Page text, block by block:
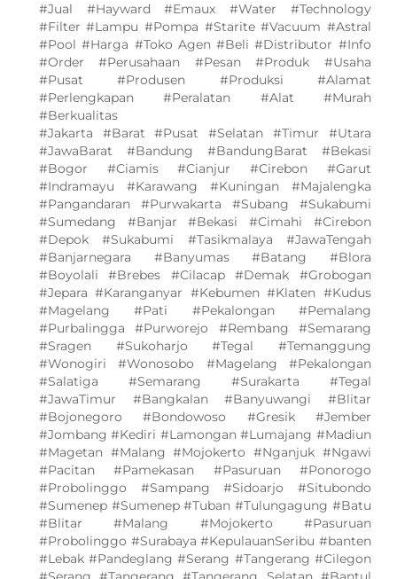
#Jual #Hayward #Emaux #Water #Technology
#Filter #Lampu #Pompa #Starite #Vacuum #Astral
#Pool #Harga #Toko Agen #Beli #Distributor #Info
#Order #Perusahaan #Pesan #Produk #Usaha
#Pusat #Produsen #Produksi #Alamat
#Perlengkapan #Peralatan #Alat #Murah
#Berkualitas
#Jakarta #Barat #Pusat #Selatan #Timur #Utara
#JawaBarat #Bandung #BandungBarat #Bekasi
#Bogor #Ciamis #Cianjur #Cirebon #Garut
#Indramayu #Karawang #Kuningan #Majalengka
#Pangandaran #Purwakarta #Subang #Sukabumi
#Sumedang #Banjar #Bekasi #Cimahi #Cirebon
#Depok #Sukabumi #Tasikmalaya #JawaTengah
#Banjarnegara #Banyumas #Batang #Blora
#Boyolali #Brebes #Cilacap #Demak #Grobogan
#Jepara #Karanganyar #Kebumen #Klaten #Kudus
#Magelang #Pati #Pekalongan #Pemalang
#Purbalingga #Purworejo #Rembang #Semarang
#Sragen #Sukoharjo #Tegal #Temanggung
#Wonogiri #Wonosobo #Magelang #Pekalongan
#Salatiga #Semarang #Surakarta #Tegal
#JawaTimur #Bangkalan #Banyuwangi #Blitar
#Bojonegoro #Bondowoso #Gresik #Jember
#Jombang #Kediri #Lamongan #Lumajang #Madiun
#Magetan #Malang #Mojokerto #Nganjuk #Ngawi
#Pacitan #Pamekasan #Pasuruan #Ponorogo
#Probolinggo #Sampang #Sidoarjo #Situbondo
#Sumenep #Sumenep #Tuban #Tulungagung #Batu
#Blitar #Malang #Mojokerto #Pasuruan
#Probolinggo #Surabaya #KepulauanSeribu #banten
#Lebak #Pandeglang #Serang #Tangerang #Cilegon